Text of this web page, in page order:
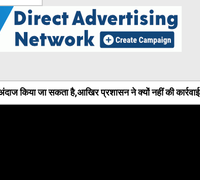
किया जा सकता है,आखिर प्रशासन ने क्यों नहीं की कार्रवाई